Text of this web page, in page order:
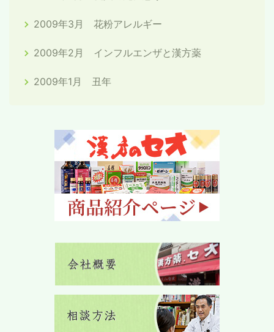
2009年3月 花粉アレルギー
2009年2月 インフルエンザと漢方薬
2009年1月 丑年